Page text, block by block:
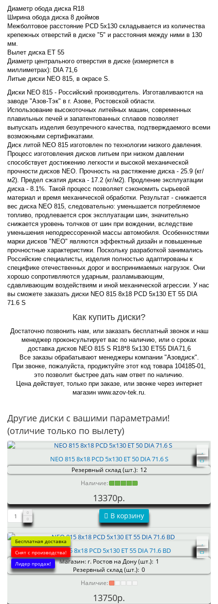
Диаметр обода диска R18
Ширина обода диска 8 дюймов
Межболтовое расстояние PCD 5x130 складывается из количества
крепежных отверстий в диске "5" и расстояния между ними в 130
мм.
Вылет диска ET 55
Диаметр центрального отверстия в диске (измеряется в
миллиметрах): DIA 71,6
Литые диски NEO 815, в окрасе S.
Диски NEO 815 - Российский производитель. Изготавливаются на
заводе "Азов-Тэк" в г. Азове, Ростовской области.
Использование высокоточных литейных машин, современных
плавильных печей и запатентованных сплавов позволяет
выпускать изделия безупречного качества, подтверждаемого всеми
возможными сертификатами.
Диск литой NEO 815 изготовлен по технологии низкого давления.
Процесс изготовления дисков литьем при низком давлении
способствует достижению легкости и высокой механической
прочности дисков NEO. Прочность на растяжение диска - 25.9 (кг/
м2). Предел сжатия диска - 17.2 (кг/м2). Продление эксплуатации
диска - 8.1%. Такой процесс позволяет сэкономить сырьевой
материал и время механической обработки. Результат - снижается
вес диска NEO 815, следовательно: уменьшается потребляемое
топливо, продлевается срок эксплуатации шин, значительно
снижается уровень толчков от шин при вождении, вследствие
уменьшения неподрессоренной массы автомобиля. Особенностями
марки дисков "NEO" являются эффектный дизайн и повышенные
прочностные характеристики. Поскольку разработкой занимались
Российские специалисты, изделия полностью адаптированы к
специфике отечественных дорог и воспринимаемых нагрузок. Они
хорошо сопротивляются ударным, разламывающим,
сдавливающим воздействиям и иной механической агрессии. У нас
вы сможете заказать диски NEO 815 8x18 PCD 5x130 ET 55 DIA
71.6 S
Как купить диски?
Достаточно позвонить нам, или заказать бесплатный звонок и наш
менеджер проконсультирует вас по наличию, или о сроках
доставка дисков NEO 815 S R18*8 5x130 ET55 DIA71,6
Все заказы обрабатывают менеджеры компании "Азовдиск".
При звонке, пожалуйста, продиктуйте этот код товара 104185-01,
это позволит быстрее дать нам ответ по наличию.
Цена действует, только при заказе, или звонке через интернет
магазин www.azov-tek.ru.
Другие диски с вашими параметрами!
(отличие только по вылету)
NEO 815 8x18 PCD 5x130 ET 50 DIA 71.6 S
Резервный склад (шт.): 12
Наличие:
13370р.
В корзину
Бесплатная доставка
Снят с производства!
Лидер продаж!
NEO 815 8x18 PCD 5x130 ET 55 DIA 71.6 BD
Магазин: г. Ростов на Дону (шт.): 1
Резервный склад (шт.): 0
Наличие:
13750р.